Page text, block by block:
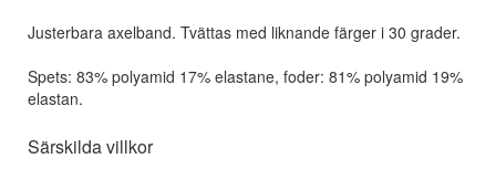
Justerbara axelband. Tvättas med liknande färger i 30 grader.
Spets: 83% polyamid 17% elastane, foder: 81% polyamid 19%
elastan.
Särskilda villkor